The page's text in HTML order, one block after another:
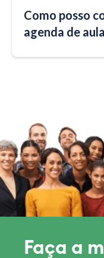
Como posso
agenda de
Faça a